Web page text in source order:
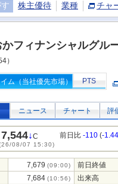
株主優待 業種 チャ
フィナンシャルグル
）
ム（当社優先市場） PTS
ニュース チャート 評
7,544↓C
08/07 15:30)
前日比 -110 (-
7,679 (09:00)
前日終値
7,684 (10:56)
出来高